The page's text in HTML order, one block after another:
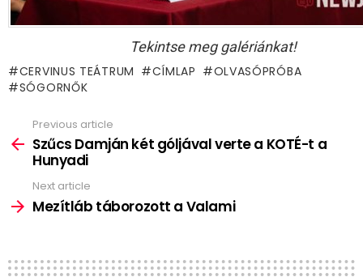
Tekintse meg galériánkat!
CERVINUS TEÁTRUM CÍMLAP
OLVASÓPRÓBA
SÓGORNŐK
more
Previous article
Szűcs Damján két góljával verte a KOTÉ-t a
Hunyadi
Next article
Mezítláb táborozott a Valami